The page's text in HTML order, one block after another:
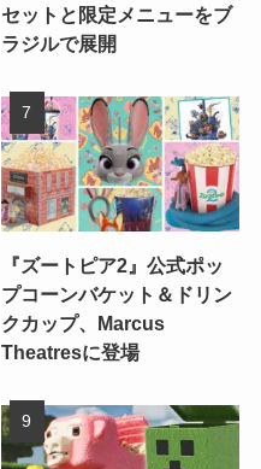
セットと限定メニューをブ
ラジルで展開
『ズートピア2』公式ポッ
プコーンバケット＆ドリン
クカップ、Marcus
Theatresに登場